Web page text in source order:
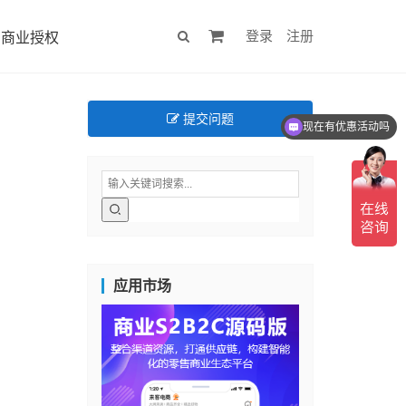
商业授权 登录 注册
提交问题
应用市场
现在有优惠活动吗